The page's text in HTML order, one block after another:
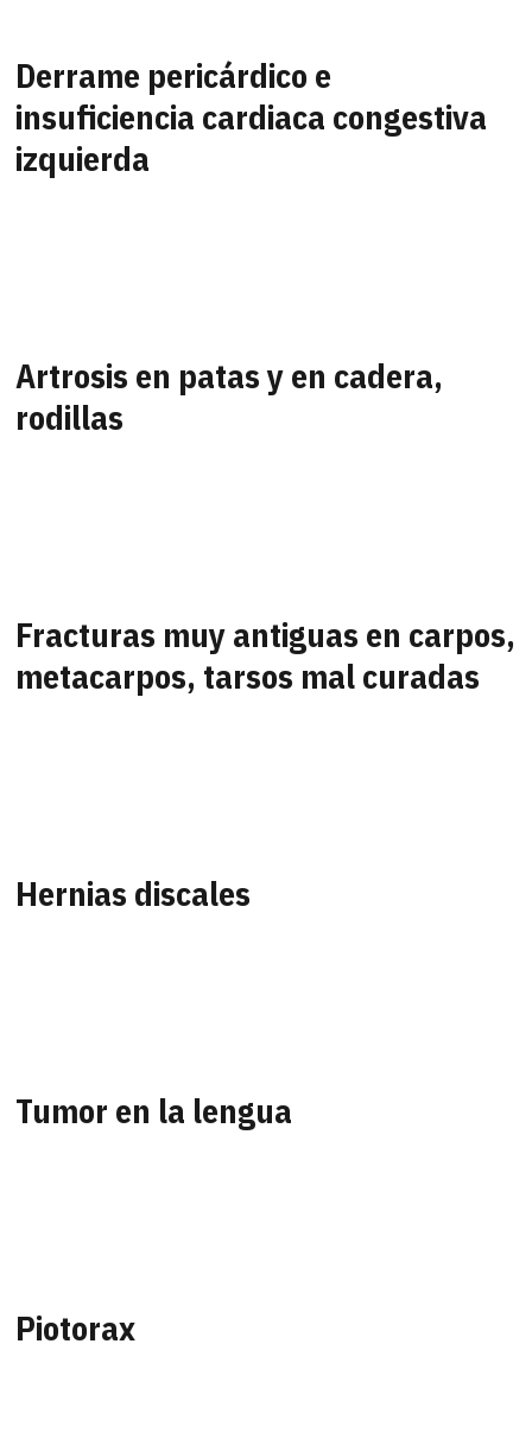
Derrame pericárdico e
insuficiencia cardiaca congestiva
izquierda
Artrosis en patas y en cadera,
rodillas
Fracturas muy antiguas en carpos,
metacarpos, tarsos mal curadas
Hernias discales
Tumor en la lengua
Piotorax